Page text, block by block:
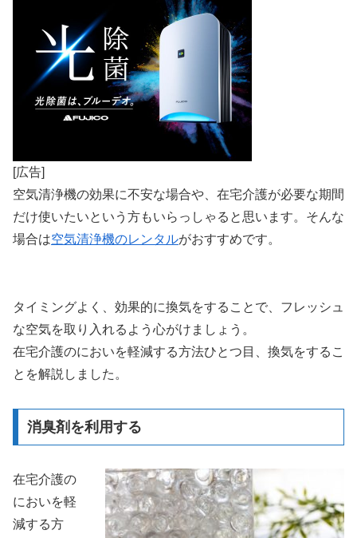
[広告]
空気清浄機の効果に不安な場合や、在宅介護が必要な期間
だけ使いたいという方もいらっしゃると思います。そんな
場合は空気清浄機のレンタルがおすすめです。
タイミングよく、効果的に換気をすることで、フレッシュ
な空気を取り入れるよう心がけましょう。
在宅介護のにおいを軽減する方法ひとつ目、換気をするこ
とを解説しました。
消臭剤を利用する
在宅介護の
においを軽
減する方